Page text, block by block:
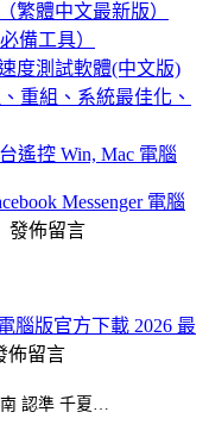
繁體中文最新版）
備工具）
度測試軟體(中文版)
重組、系統最佳化、
遙控 Win, Mac 電腦
Messenger 電腦
發佈留言
腦版官方下載 2026 最
佈留言
認準 千夏…